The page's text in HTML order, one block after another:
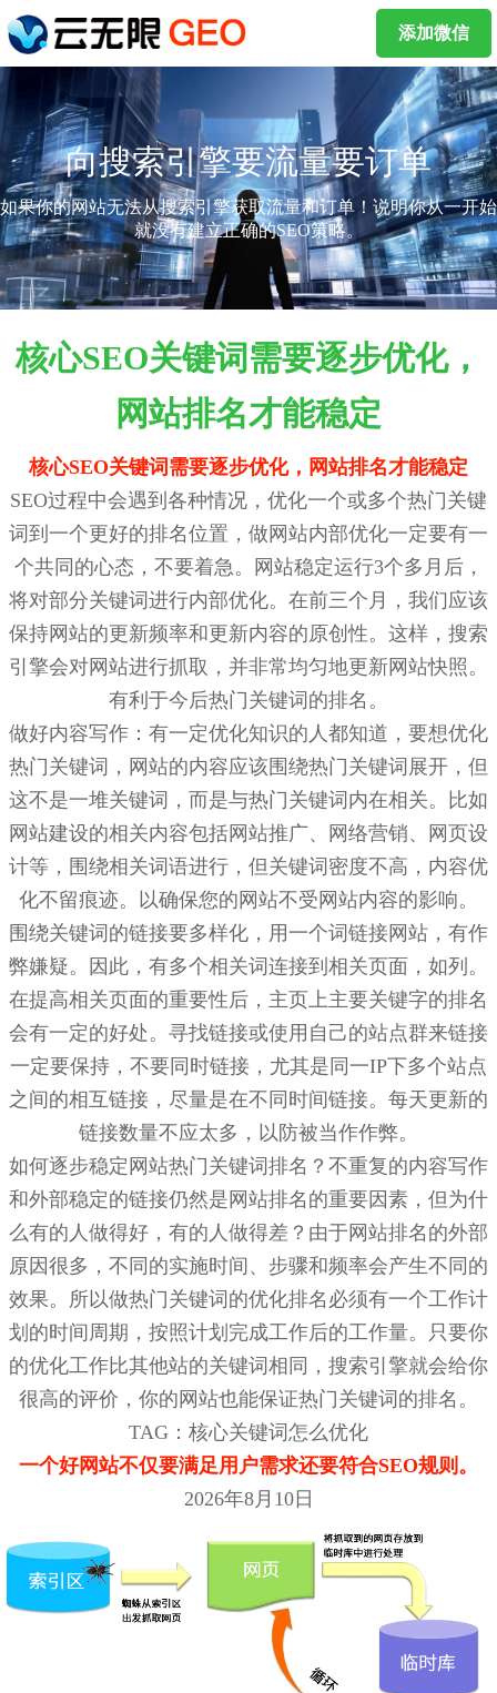
添加微信
向搜索引擎要流量要订单
如果你的网站无法从搜索引擎获取流量和订单！说明你从一开始
就没有建立正确的SEO策略。
核心SEO关键词需要逐步优化，
网站排名才能稳定
核心SEO关键词需要逐步优化，网站排名才能稳定
SEO过程中会遇到各种情况，优化一个或多个热门关键
词到一个更好的排名位置，做网站内部优化一定要有一
个共同的心态，不要着急。网站稳定运行3个多月后，
将对部分关键词进行内部优化。在前三个月，我们应该
保持网站的更新频率和更新内容的原创性。这样，搜索
引擎会对网站进行抓取，并非常均匀地更新网站快照。
有利于今后热门关键词的排名。
做好内容写作：有一定优化知识的人都知道，要想优化
热门关键词，网站的内容应该围绕热门关键词展开，但
这不是一堆关键词，而是与热门关键词内在相关。比如
网站建设的相关内容包括网站推广、网络营销、网页设
计等，围绕相关词语进行，但关键词密度不高，内容优
化不留痕迹。以确保您的网站不受网站内容的影响。
围绕关键词的链接要多样化，用一个词链接网站，有作
弊嫌疑。因此，有多个相关词连接到相关页面，如列。
在提高相关页面的重要性后，主页上主要关键字的排名
会有一定的好处。寻找链接或使用自己的站点群来链接
一定要保持，不要同时链接，尤其是同一IP下多个站点
之间的相互链接，尽量是在不同时间链接。每天更新的
链接数量不应太多，以防被当作作弊。
如何逐步稳定网站热门关键词排名？不重复的内容写作
和外部稳定的链接仍然是网站排名的重要因素，但为什
么有的人做得好，有的人做得差？由于网站排名的外部
原因很多，不同的实施时间、步骤和频率会产生不同的
效果。所以做热门关键词的优化排名必须有一个工作计
划的时间周期，按照计划完成工作后的工作量。只要你
的优化工作比其他站的关键词相同，搜索引擎就会给你
很高的评价，你的网站也能保证热门关键词的排名。
TAG：核心关键词怎么优化
一个好网站不仅要满足用户需求还要符合SEO规则。
2026年8月10日